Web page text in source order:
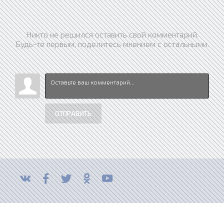
Никто не решился оставить свой комментарий.
Будь-те первым, поделитесь мнением с остальными.
ОТПРАВИТЬ